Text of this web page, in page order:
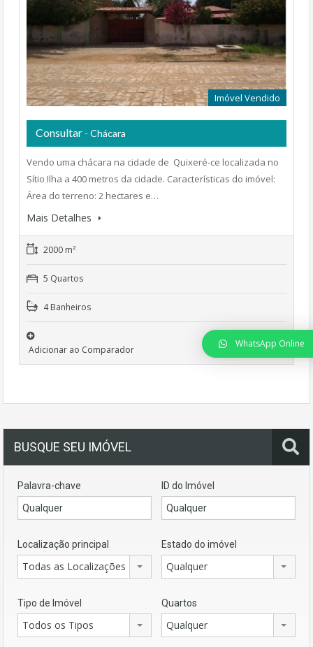
Imóvel Vendido
Consultar - Chácara
Vendo uma chácara na cidade de Quixeré-ce localizada no
Sítio Ilha a 400 metros da cidade. Características do imóvel:
Área do terreno: 2 hectares e…
Mais Detalhes
2000 m²
5 Quartos
4 Banheiros
Adicionar ao Comparador
BUSQUE SEU IMÓVEL
Palavra-chave ID do Imóvel
Localização principal
Todas as Localizações
Estado do imóvel
Qualquer
Tipo de Imóvel
Todos os Tipos
Quartos
Qualquer
WhatsApp Online